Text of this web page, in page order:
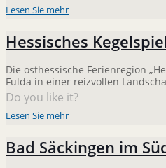
Lesen Sie mehr
Hessisches
Die osthessische Ferienregion
Fulda in einer reizvollen
Do you like it?
Lesen Sie mehr
Bad Säckingen im